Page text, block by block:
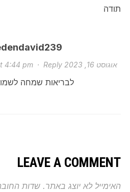
תודה
אוגוסט 16, 2023 at 4:44 pm · Reply
לבריאות שמחה
LEAVE A COMMENT
האימייל לא יוצג באתר. שדות